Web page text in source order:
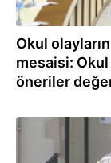
Okul
mesaisi:
öneriler